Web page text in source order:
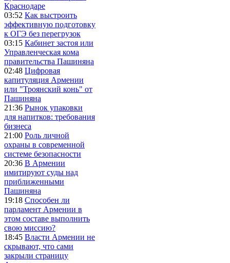
Краснодаре
03:52 Как выстроить
эффективную подготовку
к ОГЭ без перегрузок
03:15 Кабинет застоя или
Управленческая кома
правительства Пашиняна
02:48 Цифровая
капитуляция Армении
или "Троянский конь" от
Пашиняна
21:36 Рынок упаковки
для напитков: требования
бизнеса
21:00 Роль личной
охраны в современной
системе безопасности
20:36 В Армении
имитируют суды над
приближенными
Пашиняна
19:18 Способен ли
парламент Армении в
этом составе выполнить
свою миссию?
18:45 Власти Армении не
скрывают, что сами
закрыли страницу